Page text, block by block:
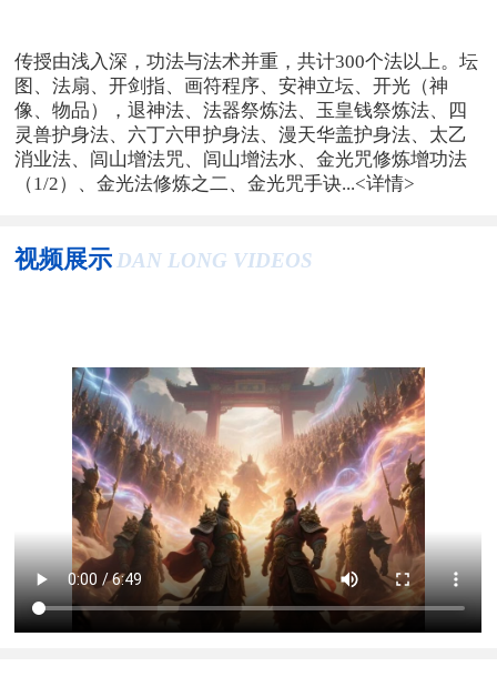
传授由浅入深，功法与法术并重，共计300个法以上。坛
图、法扇、开剑指、画符程序、安神立坛、开光（神
像、物品），退神法、法器祭炼法、玉皇钱祭炼法、四
灵兽护身法、六丁六甲护身法、漫天华盖护身法、太乙
消业法、闾山增法咒、闾山增法水、金光咒修炼增功法
（1/2）、金光法修炼之二、金光咒手诀...<详情>
视频展示 DAN LONG VIDEOS